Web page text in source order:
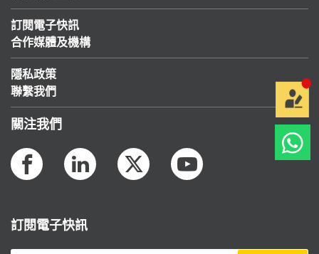
訂閱電子快訊
合作媒體及機構
隱私政策
聯繫我們
關注我們
訂閱電子快訊